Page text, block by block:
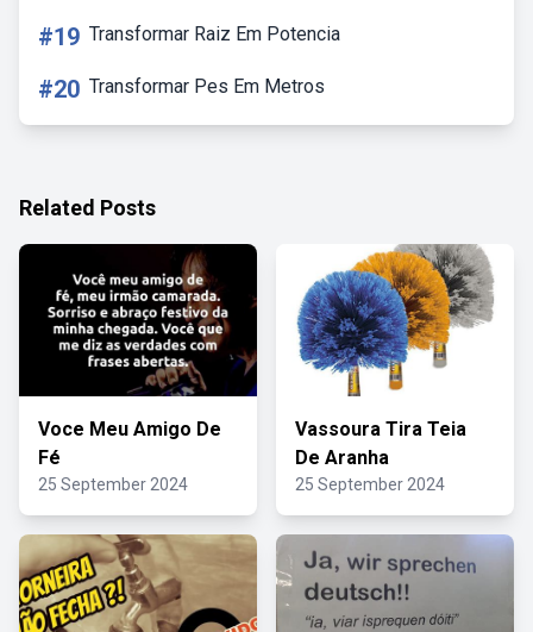
#19 Transformar Raiz Em Potencia
#20 Transformar Pes Em Metros
Related Posts
Voce Meu Amigo De
Fé
25 September 2024
Vassoura Tira Teia
De Aranha
25 September 2024